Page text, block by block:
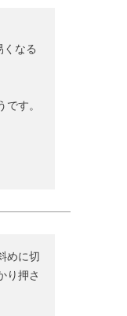
なる
す。
めに切
り押さ